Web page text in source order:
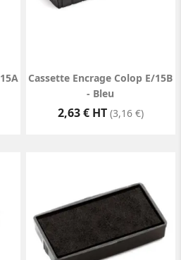
Cassette Encrage Colop E/15B
- Bleu
Prix
2,63 € HT (3,16 €)